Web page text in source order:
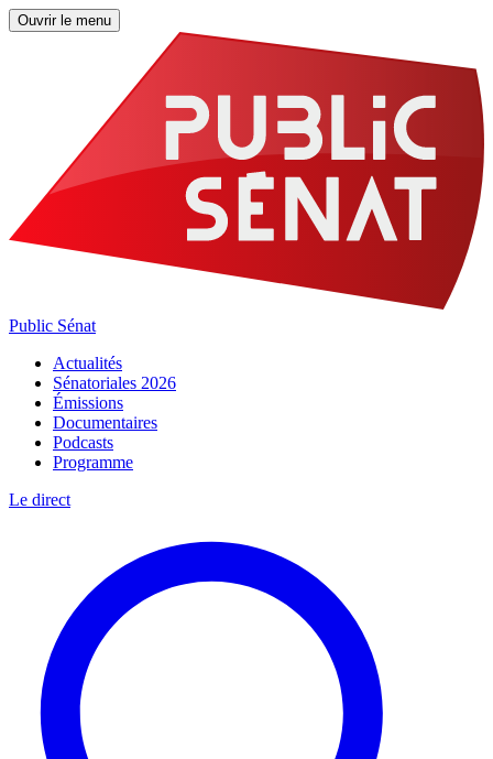
Ouvrir le menu
Public Sénat
Actualités
Sénatoriales 2026
Émissions
Documentaires
Podcasts
Programme
Le direct